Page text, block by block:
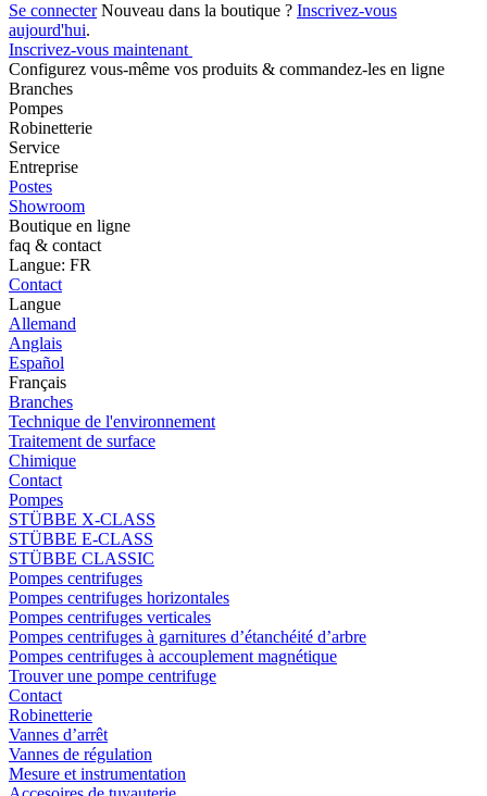
Se connecter Nouveau dans la boutique ? Inscrivez-vous
aujourd'hui.
Inscrivez-vous maintenant
Configurez vous-même vos produits & commandez-les en ligne
Branches
Pompes
Robinetterie
Service
Entreprise
Postes
Showroom
Boutique en ligne
faq & contact
Langue: FR
Contact
Langue
Allemand
Anglais
Español
Français
Branches
Technique de l'environnement
Traitement de surface
Chimique
Contact
Pompes
STÜBBE X-CLASS
STÜBBE E-CLASS
STÜBBE CLASSIC
Pompes centrifuges
Pompes centrifuges horizontales
Pompes centrifuges verticales
Pompes centrifuges à garnitures d’étanchéité d’arbre
Pompes centrifuges à accouplement magnétique
Trouver une pompe centrifuge
Contact
Robinetterie
Vannes d’arrêt
Vannes de régulation
Mesure et instrumentation